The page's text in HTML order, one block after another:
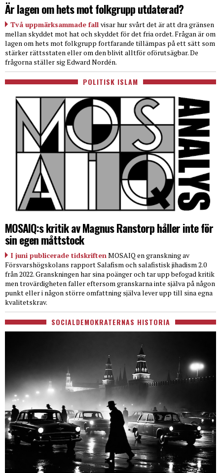
Är lagen om hets mot folkgrupp utdaterad?
Två uppmärksammade fall visar hur svårt det är att dra gränsen
mellan skyddet mot hat och skyddet för det fria ordet. Frågan är om
lagen om hets mot folkgrupp fortfarande tillämpas på ett sätt som
stärker rättsstaten eller om den blivit alltför oförutsägbar. De
frågorna ställer sig Edward Nordén.
POLITISK ISLAM
MOSAIQ:s kritik av Magnus Ranstorp håller inte för
sin egen måttstock
I juni publicerade tidskriftenMOSAIQ en granskning av
Försvarshögskolans rapport Salafism och salafistisk jihadism 2.0
från 2022. Granskningen har sina poänger och tar upp befogad kritik
men trovärdigheten faller eftersom granskarna inte själva på någon
punkt eller i någon större omfattning själva lever upp till sina egna
kvalitetskrav.
SOCIALDEMOKRATERNAS HISTORIA